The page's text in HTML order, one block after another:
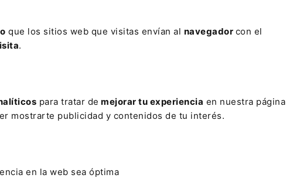
que los sitios web que visitas envían al navegador con el
.
para tratar de mejorar tu experiencia en nuestra página
mostrarte publicidad y contenidos de tu interés.
en la web sea óptima
en un único volumen.
doctrina más relevante con más de
- Lefebvre
nuevos permisos
adopción y
- El Congreso
la Ley General de
relativa a las
- Jubilación
requisitos, cuantía